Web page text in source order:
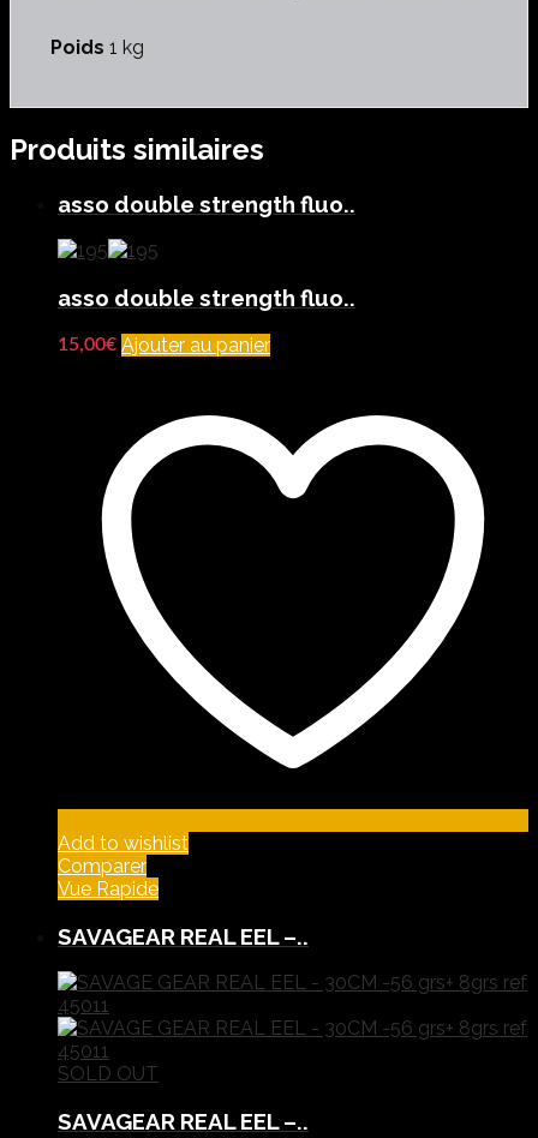
Poids 1 kg
Produits similaires
asso double strength fluo..
asso double strength fluo..
15,00€ Ajouter au panier
Add to wishlist
Comparer
Vue Rapide
SAVAGEAR REAL EEL –..
SOLD OUT
SAVAGEAR REAL EEL –..